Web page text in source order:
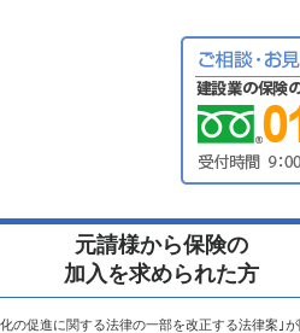
元請様から保険の
加入を求められた方
の促進に関する法律の一部を改正する法律案｣が